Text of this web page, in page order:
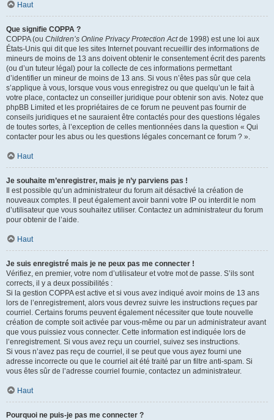
Haut
Que signifie COPPA ?
COPPA (ou Children’s Online Privacy Protection Actde 1998) est une loi aux
États-Unis qui dit que les sites Internet pouvant recueillir des informations de
mineurs de moins de 13 ans doivent obtenir le consentement écrit des parents
(ou d’un tuteur légal) pour la collecte de ces informations permettant
d’identifier un mineur de moins de 13 ans. Si vous n’êtes pas sûr que cela
s’applique à vous, lorsque vous vous enregistrez ou que quelqu’un le fait à
votre place, contactez un conseiller juridique pour obtenir son avis. Notez que
phpBB Limited et les propriétaires de ce forum ne peuvent pas fournir de
conseils juridiques et ne sauraient être contactés pour des questions légales
de toutes sortes, à l’exception de celles mentionnées dans la question « Qui
contacter pour les abus ou les questions légales concernant ce forum ? ».
Haut
Je souhaite m’enregistrer, mais je n’y parviens pas !
Il est possible qu’un administrateur du forum ait désactivé la création de
nouveaux comptes. Il peut également avoir banni votre IP ou interdit le nom
d’utilisateur que vous souhaitez utiliser. Contactez un administrateur du forum
pour obtenir de l’aide.
Haut
Je suis enregistré mais je ne peux pas me connecter !
Vérifiez, en premier, votre nom d’utilisateur et votre mot de passe. S’ils sont
corrects, il y a deux possibilités :
Si la gestion COPPA est active et si vous avez indiqué avoir moins de 13 ans
lors de l’enregistrement, alors vous devrez suivre les instructions reçues par
courriel. Certains forums peuvent également nécessiter que toute nouvelle
création de compte soit activée par vous-même ou par un administrateur avant
que vous puissiez vous connecter. Cette information est indiquée lors de
l’enregistrement. Si vous avez reçu un courriel, suivez ses instructions.
Si vous n’avez pas reçu de courriel, il se peut que vous ayez fourni une
adresse incorrecte ou que le courriel ait été traité par un filtre anti-spam. Si
vous êtes sûr de l’adresse courriel fournie, contactez un administrateur.
Haut
Pourquoi ne puis-je pas me connecter ?